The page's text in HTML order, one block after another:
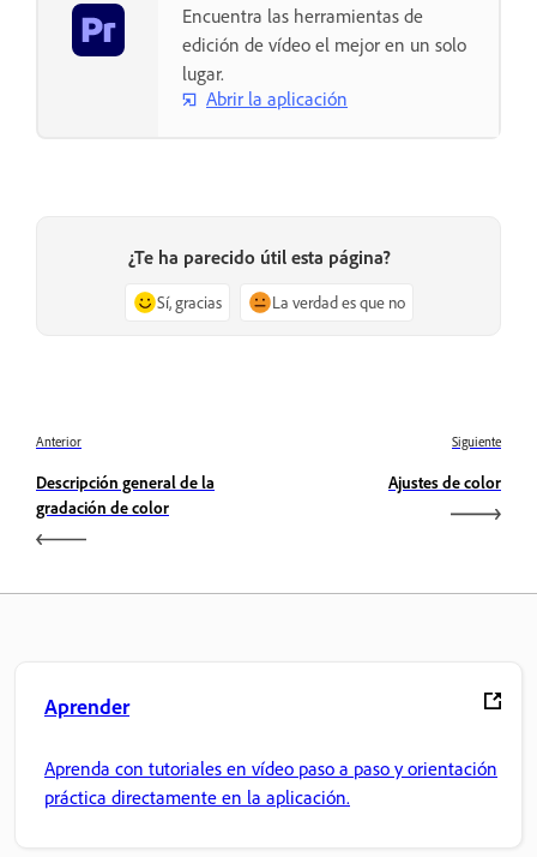
Encuentra las herramientas de
edición de vídeo el mejor en un solo
lugar.
Abrir la aplicación
¿Te ha parecido útil esta página?
Sí, gracias La verdad es que no
Anterior
Descripción general de la
gradación de color
Siguiente
Ajustes de color
Aprender
Aprenda con tutoriales en vídeo paso a paso y orientación
práctica directamente en la aplicación.